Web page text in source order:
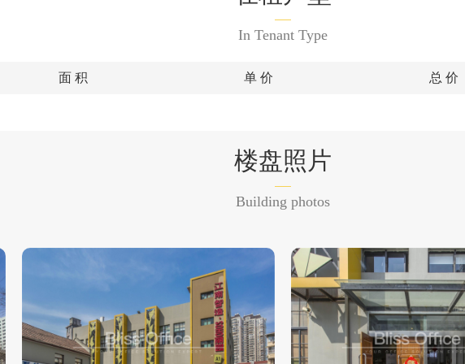
In Tenant Type
面 积 单 价 总 价
楼盘照片
Building photos